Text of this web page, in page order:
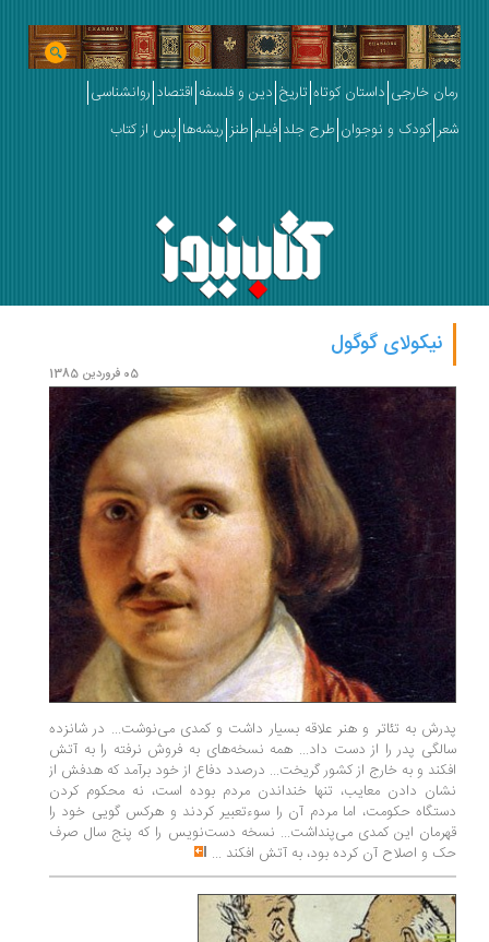
رمان خارجی داستان کوتاه تاریخ دین و فلسفه اقتصاد روانشناسی
شعر کودک و نوجوان طرح جلد فیلم طنز ریشه‌ها پس از کتاب
نیکولای گوگول
05 فروردین 1385
پدرش به تئاتر و هنر علاقه بسیار داشت و کمدی می‌نوشت... در شانزده
سالگی پدر را از دست داد... همه نسخه‌های به فروش نرفته را به آتش
افکند و به خارج از کشور گریخت... درصدد دفاع از خود برآمد که هدفش از
نشان دادن معایب، تنها خنداندن مردم بوده است، نه محکوم کردن
دستگاه حکومت، اما مردم آن را سوءتعبیر کردند و هرکس گویی خود را
قهرمان این کمدی می‌پنداشت... نسخه دست‌نویس را که پنج سال صرف
حک و اصلاح آن کرده بود، به آتش افکند ...